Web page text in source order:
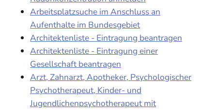
Arbeitsplatzsuche im Anschluss an
Aufenthalte im Bundesgebiet
Architektenliste - Eintragung beantragen
Architektenliste - Eintragung einer
Gesellschaft beantragen
Arzt, Zahnarzt, Apotheker, Psychologischer
Psychotherapeut, Kinder- und
Jugendlichenpsychotherapeut mit